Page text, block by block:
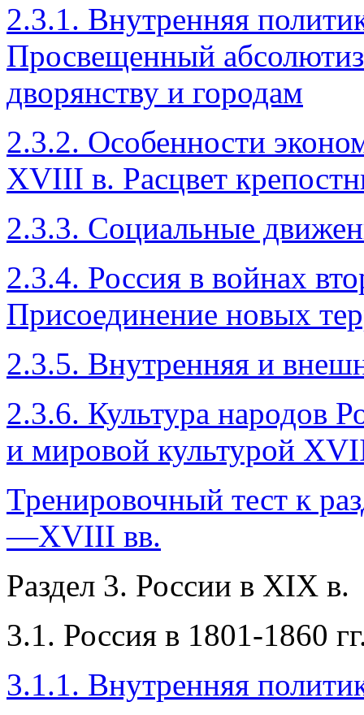
2.3.1. Внутренняя
Просвещенный
дворянству и городам
2.3.2. Особенности
XVIII в. Расцвет
2.3.3. Социальные
2.3.4. Россия в войнах
Присоединение новых
2.3.5. Внутренняя и
2.3.6. Культура народов
и мировой культурой
Тренировочный тест к
—XVIII вв.
Раздел 3. России в XIХ в.
3.1. Россия в 1801-1860
3.1.1. Внутренняя